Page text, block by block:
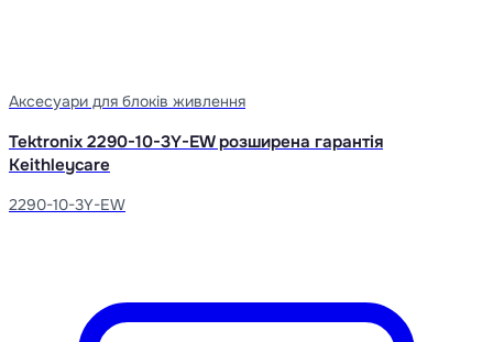
Аксесуари для блоків живлення
Tektronix 2290-10-3Y-EW розширена гарантія
Keithleycare
2290-10-3Y-EW